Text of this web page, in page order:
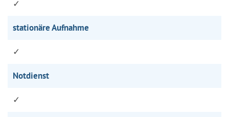
✓
stationäre Aufnahme
✓
Notdienst
✓